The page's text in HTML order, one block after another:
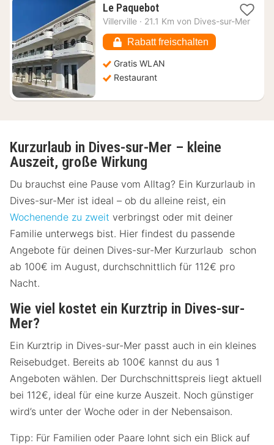
Le Paquebot1
Nacht
226,11
€
Villerville · 21.1 Km von Dives-sur-Mer
Rabatt freischalten
Gratis WLAN
Restaurant
Kurzurlaub in Dives-sur-Mer – kleine
Auszeit, große Wirkung
Du brauchst eine Pause vom Alltag? Ein Kurzurlaub in
Dives-sur-Mer ist ideal – ob du alleine reist, ein
Wochenende zu zweit verbringst oder mit deiner
Familie unterwegs bist. Hier findest du passende
Angebote für deinen Dives-sur-Mer Kurzurlaub schon
ab 100€ im August, durchschnittlich für 112€ pro
Nacht.
Wie viel kostet ein Kurztrip in Dives-sur-
Mer?
Ein Kurztrip in Dives-sur-Mer passt auch in ein kleines
Reisebudget. Bereits ab 100€ kannst du aus 1
Angeboten wählen. Der Durchschnittspreis liegt aktuell
bei 112€, ideal für eine kurze Auszeit. Noch günstiger
wird’s unter der Woche oder in der Nebensaison.
Tipp: Für Familien oder Paare lohnt sich ein Blick auf